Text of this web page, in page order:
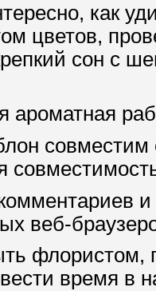
как
цветов,
сон с
ароматная
и
веб-
флористом,
время в